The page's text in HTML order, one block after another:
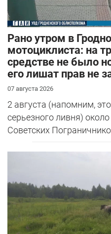
Рано утром в
мотоциклиста: на
средстве не было
его лишат прав не
07 августа 2026
2 августа (напомним,
серьезного ливня)
Советских